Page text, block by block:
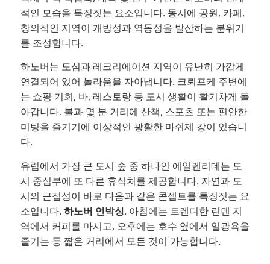
BG
적인 모습을 특징짓는 요소입니다. 동시에 공원, 카페,
창의적인 지역이 개방성과 역동성을 발산하는 분위기
를 조성합니다.
하노버는 도심과 레크리에이션 지역이 유난히 가깝게
연결되어 있어 놀라움을 자아냅니다. 크뢰프케 주변에
는 쇼핑 기회, 바, 레스토랑 등 도시 생활이 활기차게 돌
아갑니다. 불과 몇 분 거리에 산책, 스포츠 또는 편안한
미팅을 즐기기에 이상적인 광활한 마쉬제 강이 있습니
다.
유럽에서 가장 큰 도시 숲 중 하나인 에일렌리데는 도
시 중심부에 또 다른 휴식처를 제공합니다. 자연과 도
시의 근접성이 바로 다음과 같은 콘셉트를 특징짓는 요
소입니다. 하노버 언박싱. 아침에는 트렌디한 린덴 지
역에서 커피를 마시고, 오후에는 호수 옆에서 일광욕을
즐기는 등 짧은 거리에서 모든 것이 가능합니다.